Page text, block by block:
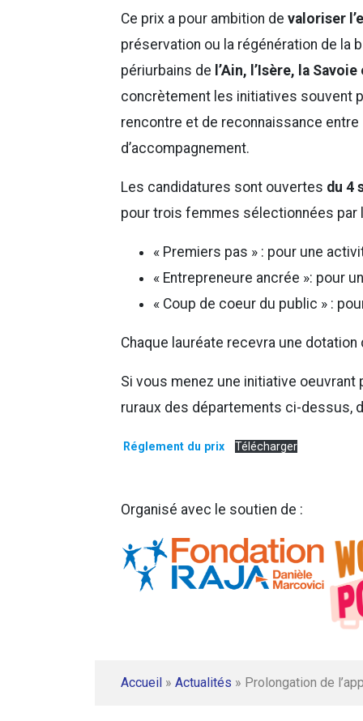
Ce prix a pour ambition de valoriser
préservation ou la régénération de la
périurbains de l’Ain, l’Isère, la
concrètement les initiatives souvent
rencontre et de reconnaissance
d’accompagnement.
Les candidatures sont ouvertes du 4
pour trois femmes sélectionnées
« Premiers pas » : pour une
« Entrepreneure ancrée »: pour
« Coup de coeur du public » :
Chaque lauréate recevra une dotation
Si vous menez une initiative
ruraux des départements ci-dessus,
Réglement du prix Télécharger
Organisé avec le soutien de :
Accueil » Actualités » Prolongation de